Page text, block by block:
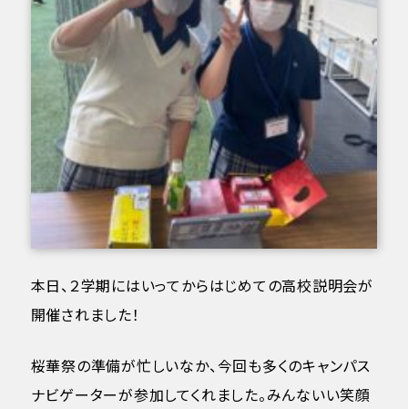
本日、２学期にはいってからはじめての高校説明会が
開催されました！
桜華祭の準備が忙しいなか、今回も多くのキャンパス
ナビゲーターが参加してくれました。みんないい笑顔